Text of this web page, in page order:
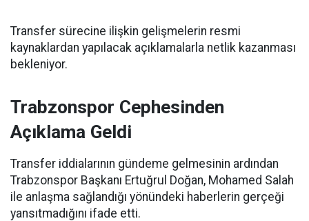
Transfer sürecine ilişkin gelişmelerin resmi
kaynaklardan yapılacak açıklamalarla netlik kazanması
bekleniyor.
Trabzonspor Cephesinden
Açıklama Geldi
Transfer iddialarının gündeme gelmesinin ardından
Trabzonspor Başkanı Ertuğrul Doğan, Mohamed Salah
ile anlaşma sağlandığı yönündeki haberlerin gerçeği
yansıtmadığını ifade etti.